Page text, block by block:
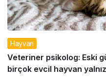
Hayvan
Veteriner psikolog: Eski
birçok evcil hayvan